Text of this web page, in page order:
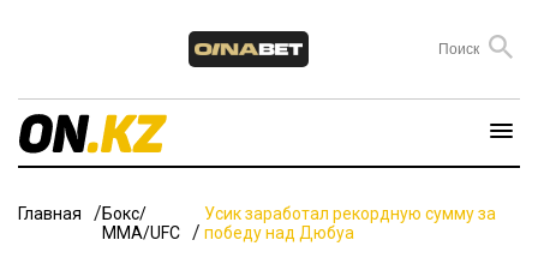
Главная
Бокс/
ММА/UFC
Усик заработал рекордную сумму за
победу над Дюбуа